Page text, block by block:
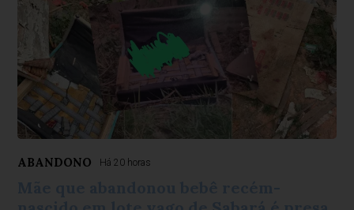
ABANDONO Há 20 horas